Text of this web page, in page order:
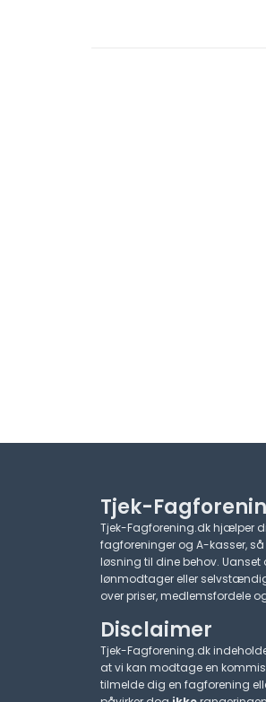
Tjek-
Tjek-Fagforening.dk hjælper
fagforeninger og A-kasser,
løsning til dine behov. Uanset
lønmodtager eller
over priser, medlemsfordele
Disclaimer
Tjek-Fagforening.dk
at vi kan modtage en
tilmelde dig en fagforening